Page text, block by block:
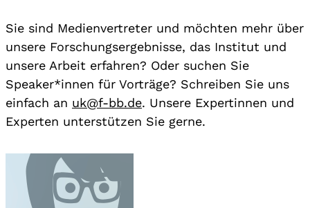
Sie sind Medienvertreter und möchten mehr über
unsere Forschungsergebnisse, das Institut und
unsere Arbeit erfahren? Oder suchen Sie
Speaker*innen für Vorträge? Schreiben Sie uns
einfach an uk@f-bb.de. Unsere Expertinnen und
Experten unterstützen Sie gerne.